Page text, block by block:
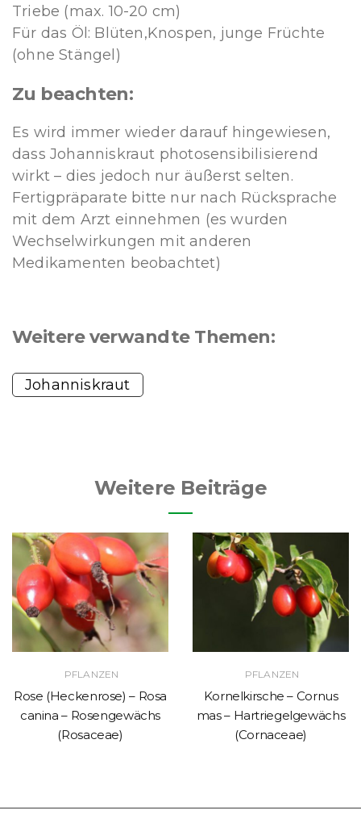
Triebe (max. 10-20 cm)
Für das Öl: Blüten,Knospen, junge Früchte
(ohne Stängel)
Zu beachten:
Es wird immer wieder darauf hingewiesen,
dass Johanniskraut photosensibilisierend
wirkt – dies jedoch nur äußerst selten.
Fertigpräparate bitte nur nach Rücksprache
mit dem Arzt einnehmen (es wurden
Wechselwirkungen mit anderen
Medikamenten beobachtet)
Weitere verwandte Themen:
Johanniskraut
Weitere Beiträge
PFLANZEN
Rose (Heckenrose) – Rosa
canina – Rosengewächs
(Rosaceae)
PFLANZEN
Kornelkirsche – Cornus
mas – Hartriegelgewächs
(Cornaceae)